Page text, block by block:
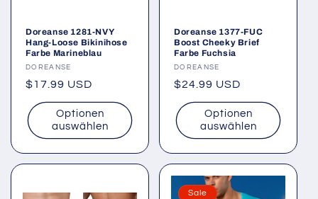
Doreanse 1281-NVY
Hang-Loose Bikinihose
Farbe Marineblau
Anbieter:
DOREANSE
Normaler
Preis
$17.99 USD
Optionen
auswählen
Doreanse 1377-FUC
Boost Cheeky Brief
Farbe Fuchsia
Anbieter:
DOREANSE
Normaler
Preis
$24.99 USD
Optionen
auswählen
Sale